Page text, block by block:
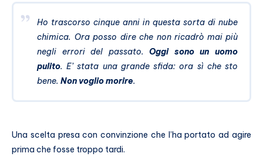
Ho trascorso cinque anni in questa sorta di nube
chimica. Ora posso dire che non ricadrò mai più
negli errori del passato.Oggi sono un uomo
pulito. E’ stata una grande sfida: ora sì che sto
bene. Non voglio morire.
Una scelta presa con convinzione che l’ha portato ad agire
prima che fosse troppo tardi.